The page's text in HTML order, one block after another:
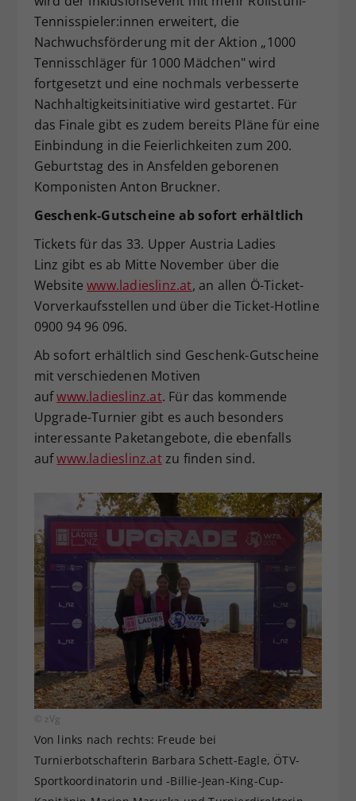
Tennisspieler:innen erweitert, die
Nachwuchsförderung mit der Aktion „1000
Tennisschläger für 1000 Mädchen" wird
fortgesetzt und eine nochmals verbesserte
Nachhaltigkeitsinitiative wird gestartet. Für
das Finale gibt es zudem bereits Pläne für eine
Einbindung in die Feierlichkeiten zum 200.
Geburtstag des in Ansfelden geborenen
Komponisten Anton Bruckner.
Geschenk-Gutscheine ab sofort erhältlich
Tickets für das 33. Upper Austria Ladies
Linz gibt es ab Mitte November über die
Websitewww.ladieslinz.at, an allen Ö-Ticket-
Vorverkaufsstellen und über die Ticket-Hotline
0900 94 96 096.
Ab sofort erhältlich sind Geschenk-Gutscheine
mit verschiedenen Motiven
aufwww.ladieslinz.at. Für das kommende
Upgrade-Turnier gibt es auch besonders
interessante Paketangebote, die ebenfalls
aufwww.ladieslinz.atzu finden sind.
© zVg
Von links nach rechts: Freude bei
Turnierbotschafterin Barbara Schett-Eagle, ÖTV-
Sportkoordinatorin und -Billie-Jean-King-Cup-